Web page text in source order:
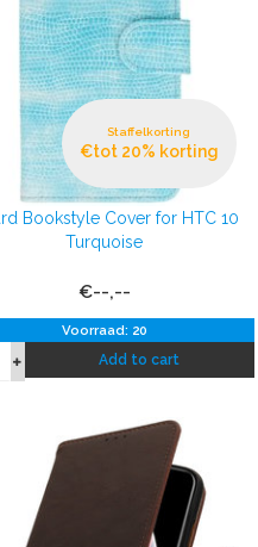
Staffelkorting
€tot 20% korting
Bookstyle Cover for HTC 10
Turquoise
€--,--
Voorraad: 20
Add to cart